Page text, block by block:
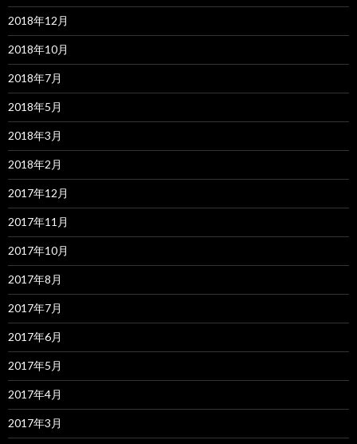
2018年12月
2018年10月
2018年7月
2018年5月
2018年3月
2018年2月
2017年12月
2017年11月
2017年10月
2017年8月
2017年7月
2017年6月
2017年5月
2017年4月
2017年3月